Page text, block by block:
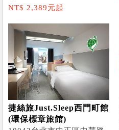
NT$ 2,389元起
捷絲旅Just.Sleep西門町館
(環保標章旅館)